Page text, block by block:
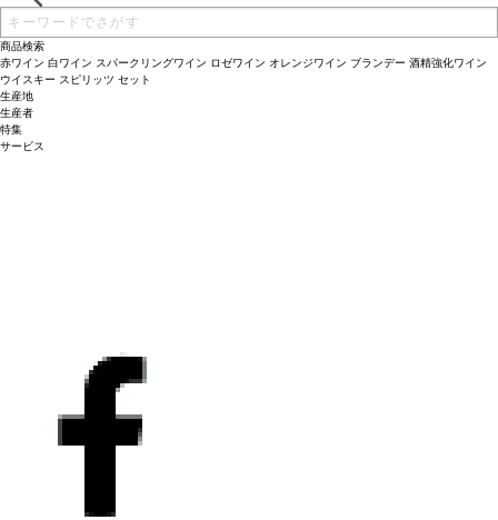
商品検索
赤ワイン 白ワイン スパークリングワイン ロゼワイン オレンジワイン ブランデー 酒精強化ワイン
ウイスキー スピリッツ セット
生産地
生産者
特集
サービス